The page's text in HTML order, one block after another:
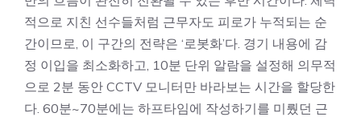
적으로 지친 선수들처럼 근무자도 피로가 누적되는 순
간이므로, 이 구간의 전략은 ‘로봇화’다. 경기 내용에 감
정 이입을 최소화하고, 10분 단위 알람을 설정해 의무적
으로 2분 동안 CCTV 모니터만 바라보는 시간을 할당한
다. 60분~70분에는 하프타임에 작성하기를 미뤘던 근